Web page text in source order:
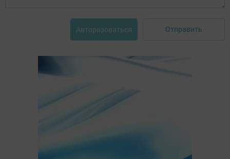
Авторизоваться Отправить